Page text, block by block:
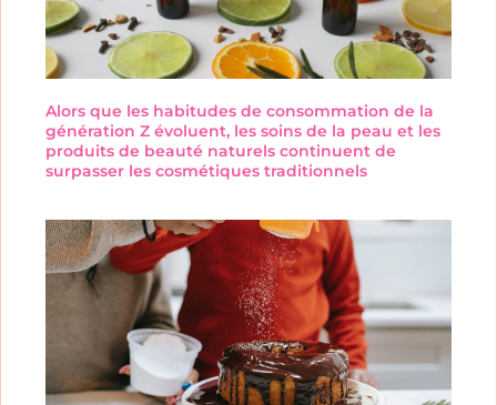
Alors que les habitudes de consommation de la
génération Z évoluent, les soins de la peau et les
produits de beauté naturels continuent de
surpasser les cosmétiques traditionnels